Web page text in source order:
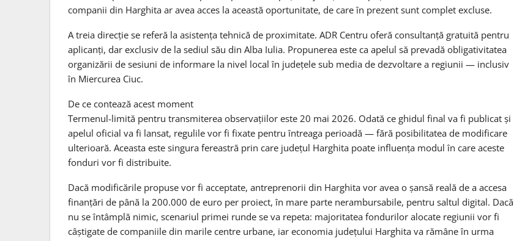
companii din Harghita ar avea acces la această oportunitate, de care în prezent sunt complet excluse.
A treia direcție se referă la asistența tehnică de proximitate. ADR Centru oferă consultanță gratuită pentru
aplicanți, dar exclusiv de la sediul său din Alba Iulia. Propunerea este ca apelul să prevadă obligativitatea
organizării de sesiuni de informare la nivel local în județele sub media de dezvoltare a regiunii — inclusiv
în Miercurea Ciuc.
De ce contează acest moment
Termenul-limită pentru transmiterea observațiilor este 20 mai 2026. Odată ce ghidul final va fi publicat și
apelul oficial va fi lansat, regulile vor fi fixate pentru întreaga perioadă — fără posibilitatea de modificare
ulterioară. Aceasta este singura fereastră prin care județul Harghita poate influența modul în care aceste
fonduri vor fi distribuite.
Dacă modificările propuse vor fi acceptate, antreprenorii din Harghita vor avea o șansă reală de a accesa
finanțări de până la 200.000 de euro per proiect, în mare parte nerambursabile, pentru saltul digital. Dacă
nu se întâmplă nimic, scenariul primei runde se va repeta: majoritatea fondurilor alocate regiunii vor fi
câștigate de companiile din marile centre urbane, iar economia județului Harghita va rămâne în urma